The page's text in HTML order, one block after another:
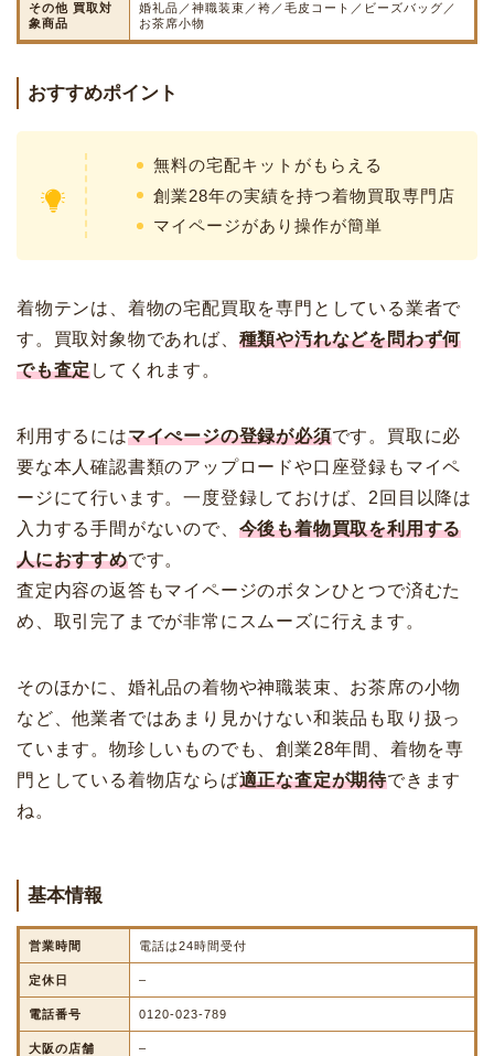
その他 買取対
象商品
婚礼品／神職装束／袴／毛皮コート／ビーズバッグ／
お茶席小物
おすすめポイント
無料の宅配キットがもらえる
創業28年の実績を持つ着物買取専門店
マイページがあり操作が簡単
着物テンは、着物の宅配買取を専門としている業者で
す。買取対象物であれば、 種類や汚れなどを問わず何
でも査定してくれます。
利用するにはマイぺージの登録が必須です。買取に必
要な本人確認書類のアップロードや口座登録もマイペ
ージにて行います。一度登録しておけば、2回目以降は
入力する手間がないので、 今後も着物買取を利用する
人におすすめです。
査定内容の返答もマイページのボタンひとつで済むた
め、取引完了までが非常にスムーズに行えます。
そのほかに、婚礼品の着物や神職装束、お茶席の小物
など、他業者ではあまり見かけない和装品も取り扱っ
ています。物珍しいものでも、創業28年間、着物を専
門としている着物店ならば適正な査定が期待できます
ね。
基本情報
営業時間 電話は24時間受付
定休日 –
電話番号 0120-023-789
大阪の店舗 –